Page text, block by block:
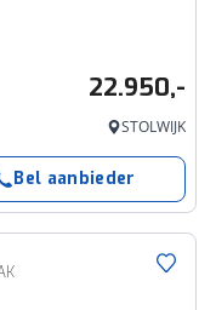
22.950,-
STOLWIJK
Bel aanbieder